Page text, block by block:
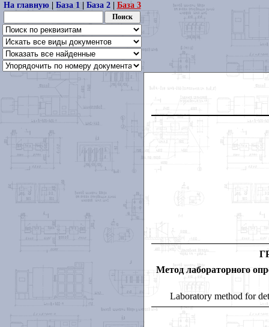
На главную| База 1| База 2| База 3
Метод лабораторного
Laboratory method for